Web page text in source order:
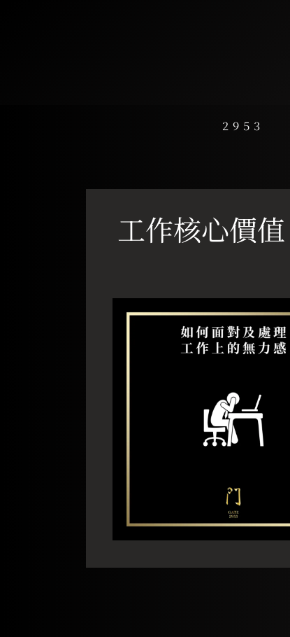
２９５３
工作核心價值